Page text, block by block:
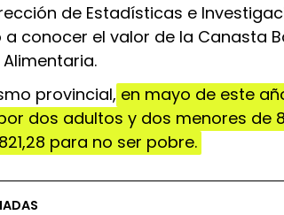
de Estadísticas e
a conocer el valor de la Canasta
provincial, en mayo de este
dos adultos y dos menores de
para no ser pobre.